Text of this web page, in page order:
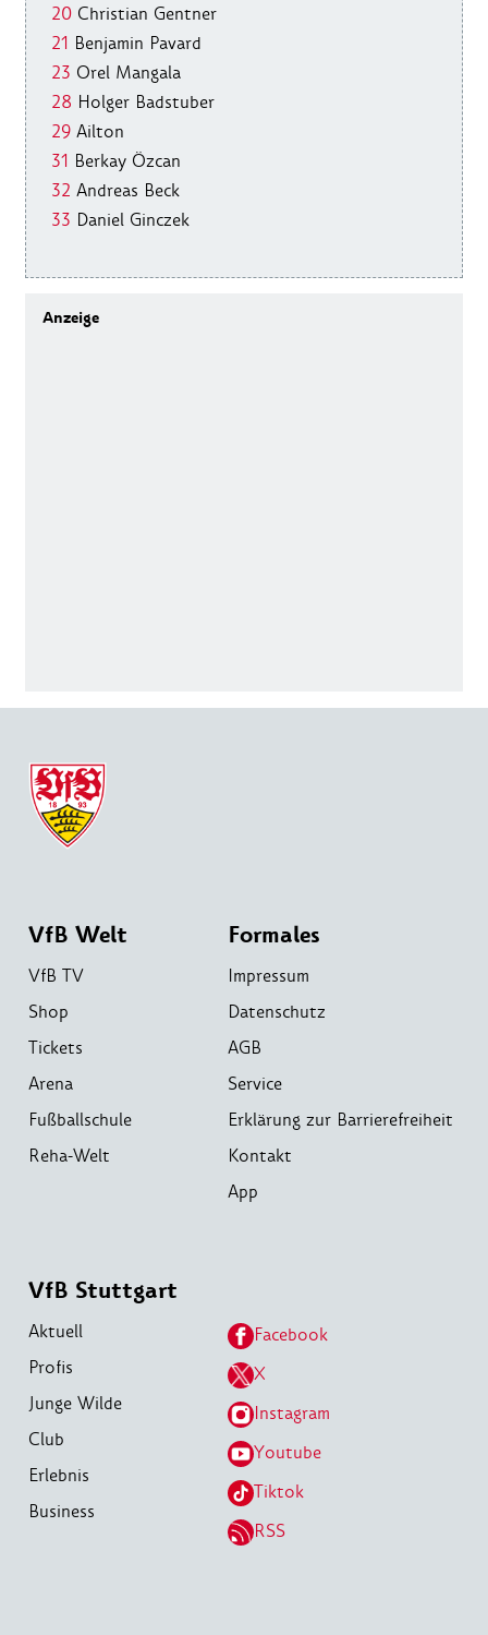
20 Christian Gentner
21 Benjamin Pavard
23 Orel Mangala
28 Holger Badstuber
29 Ailton
31 Berkay Özcan
32 Andreas Beck
33 Daniel Ginczek
VfB Welt
VfB TV
Shop
Tickets
Arena
Fußballschule
Reha-Welt
Formales
Impressum
Datenschutz
AGB
Service
Erklärung zur Barrierefreiheit
Kontakt
App
VfB Stuttgart
Aktuell
Profis
Junge Wilde
Club
Erlebnis
Business
Facebook
X
Instagram
Youtube
Tiktok
RSS